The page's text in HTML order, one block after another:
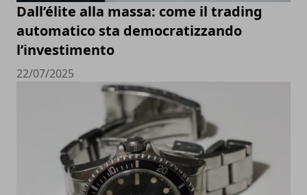
Dall’élite alla massa: come il trading
automatico sta democratizzando
l’investimento
22/07/2025